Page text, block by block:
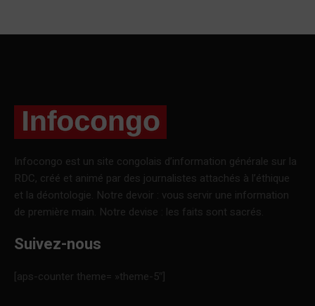
Infocongo est un site congolais d’information générale sur la
RDC, créé et animé par des journalistes attachés à l’éthique
et la déontologie. Notre devoir : vous servir une information
de première main. Notre devise : les faits sont sacrés.
Suivez-nous
[aps-counter theme= »theme-5″]